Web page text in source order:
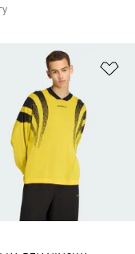
życzeń